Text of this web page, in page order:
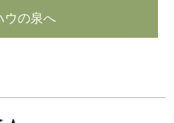
ウの泉へ